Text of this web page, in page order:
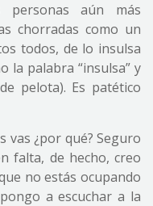
personas aún más
chorradas como un
todos, de lo insulsa
la palabra “insulsa” y
pelota). Es patético
vas ¿por qué? Seguro
falta, de hecho, creo
no estás ocupando
a escuchar a la